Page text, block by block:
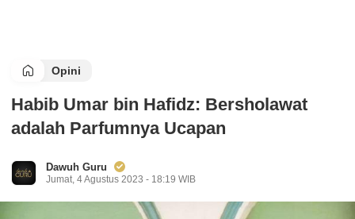
Opini
Habib Umar bin Hafidz: Bersholawat
adalah Parfumnya Ucapan
Dawuh Guru
Jumat, 4 Agustus 2023 - 18:19 WIB